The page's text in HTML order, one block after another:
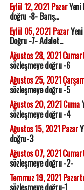
Eylül 12, 2021 PazarYeni
doğru -8- Barış...
Eylül 05, 2021 Pazar
Doğru -7- Adalet...
Ağustos 28, 2021
sözleşmeye doğru -6
Ağustos 25, 2021
sözleşmeye doğru -5
Ağustos 20, 2021 Cuma
sözleşmeye doğru -4
Ağustos 15, 2021 Pazar
doğru-3
Ağustos 07, 2021
sözleşmeye doğru -2-
Temmuz 19, 2021
sözleşmeye doğru-1